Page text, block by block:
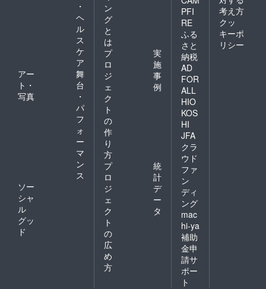
・
ヘ
ル
ス
ケ
ア
アー
ト・
写真
舞
台
・
パ
フ
ォ
ー
マ
ン
ス
ソー
シャ
ル
グッ
ド
ン
グ
と
は
プ
ロ
ジ
ェ
ク
ト
の
作
り
方
実
施
事
例
プ
ロ
ジ
ェ
ク
ト
の
広
め
方
統
計
デ
ー
タ
PFI
RE
ふる
さと
納税
AD
FOR
ALL
HIO
KOS
HI
JFA
クラ
ウド
ファ
ン
ディ
ング
mac
hi-ya
補助
金申
請サ
ポー
ト
考え方
クッ
キーポ
リシー